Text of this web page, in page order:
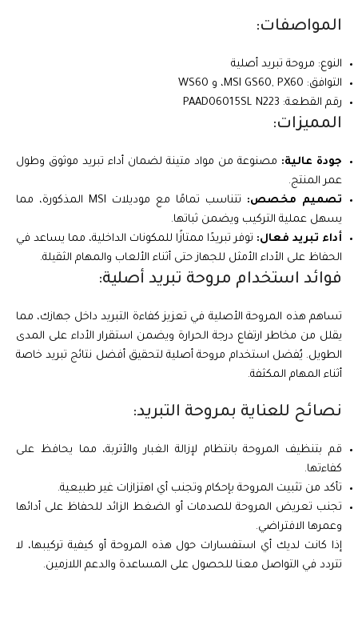
المواصفات:
النوع: مروحة تبريد أصلية
التوافق: MSI GS60, PX60، و WS60
رقم القطعة: PAAD06015SL N223
المميزات:
جودة عالية: مصنوعة من مواد متينة لضمان أداء تبريد موثوق وطول
عمر المنتج.
تصميم مخصص:
تتناسب تمامًا مع موديلات MSI المذكورة، مما
يسهل عملية التركيب ويضمن ثباتها.
أداء تبريد فعال: توفر تبريدًا ممتازًا للمكونات الداخلية، مما يساعد في
الحفاظ على الأداء الأمثل للجهاز حتى أثناء الألعاب والمهام الثقيلة.
فوائد استخدام مروحة تبريد أصلية:
تساهم هذه المروحة الأصلية في تعزيز كفاءة التبريد داخل جهازك، مما
يقلل من مخاطر ارتفاع درجة الحرارة ويضمن استقرار الأداء على المدى
الطويل. يُفضل استخدام مروحة أصلية لتحقيق أفضل نتائج تبريد خاصة
أثناء المهام المكثفة.
نصائح للعناية بمروحة التبريد:
قم بتنظيف المروحة بانتظام لإزالة الغبار والأتربة، مما يحافظ على
كفاءتها.
تأكد من تثبيت المروحة بإحكام وتجنب أي اهتزازات غير طبيعية.
تجنب تعريض المروحة للصدمات أو الضغط الزائد للحفاظ على أدائها
وعمرها الافتراضي.
إذا كانت لديك أي استفسارات حول هذه المروحة أو كيفية تركيبها، لا
تتردد في التواصل معنا للحصول على المساعدة والدعم اللازمين.